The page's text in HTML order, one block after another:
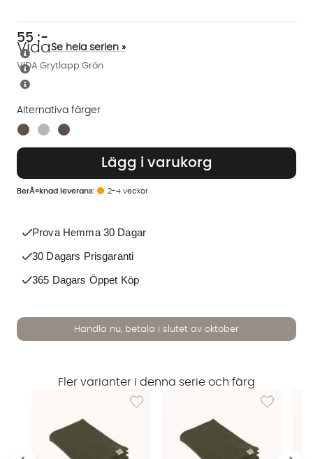
VIDA Grytlapp Grön
Vida Se hela serien »
55 :-
Lägg i varukorg
2-4 veckor
Alternativa färger
Finns även i dessa färger:
Prova Hemma 30 Dagar
30 Dagars Prisgaranti
365 Dagars Öppet Köp
Handla nu, betala i slutet av oktober
Fler varianter i denna serie och färg
Lägg till i önskelista: VIDA Duk 140x300 Grön
Lägg till i
Vi använder AI för att svara på dina frågor. Konversationen
sparas i upp till 24 timmar för att kunna hjälpa dig. Vi delar
inte dina uppgifter med tredje part. Läs mer i vår
integritetspolicy.
Jag godkänner att konversationen sparas